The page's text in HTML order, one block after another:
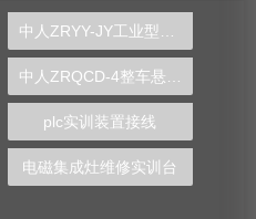
plc实训装置接线
电磁集成灶维修实训台